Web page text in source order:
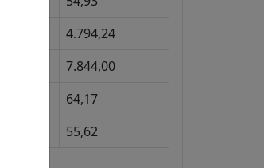
4.794,24
7.844,00
64,17
55,62